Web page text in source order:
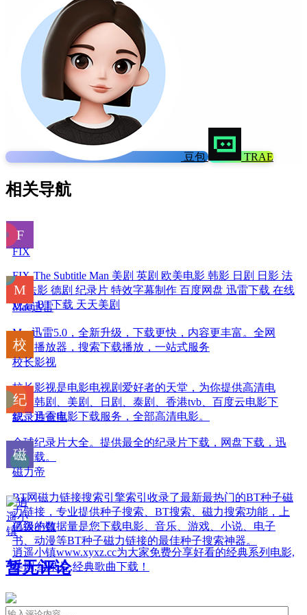
豆包 TRAE
相关导航
FIX
FIX-The Subtitle Man 美剧 英剧 欧美电影 韩影 日剧 日影 法
剧 法影 德剧 纪录片 特效字幕制作 百度网盘 迅雷下载 在线
观看 BT下载 天天美剧
Mac迅雷
Mac迅雷5.0，全新升级，下载更快，内容更丰富。全网
搜、播放器，搜索下载播放，一站式服务
校长影视
校长影视是电影电视剧爱好者的天堂，为你提供高清电
影、韩剧、美剧、日剧、泰剧、香港tvb、百度云电影下
载、迅雷电影下载服务，全部高清电影。
纪录片仓库
全球纪录片大全。提供最全的纪录片下载，网盘下载，迅
雷下载。
磁力帝
BT网磁力链接搜索引擎索引收录了最新最热门的BT种子磁
力链接，专业提供种子搜索、BT搜索、磁力搜索功能，上
亿级的数据量是您下载电影、音乐、游戏、小说、电子
书、动漫等BT种子磁力链接的最佳种子搜索神器。
逍遥小镇
逍遥小镇www.xyxz.cc为大家免费分享好看的经典系列电影,
美剧,纪录片,经典歌曲下载！
暂无评论